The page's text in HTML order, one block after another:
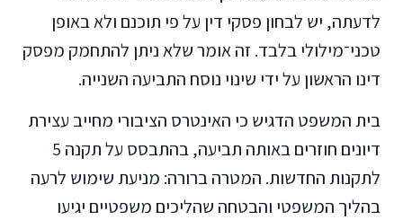
לדעתה, יש לבחון פסקי דין על פי תוכנם ולא באופן
טכני־מילולי בלבד. זה אומר שלא ניתן להתחמק מפסק
דינו הראשון על ידי שינוי נוסח התביעה השנייה.
בית המשפט הדגיש כי האינטרס הציבורי מחייב עצירת
דיונים חוזרים באותה תביעה, בהתבסס על תקנה 5
לתקנות החדשות. המטרה ברורה: מניעת שימוש לרעה
בהליך המשפטי והבטחה שהליכים משפטיים יגיעו